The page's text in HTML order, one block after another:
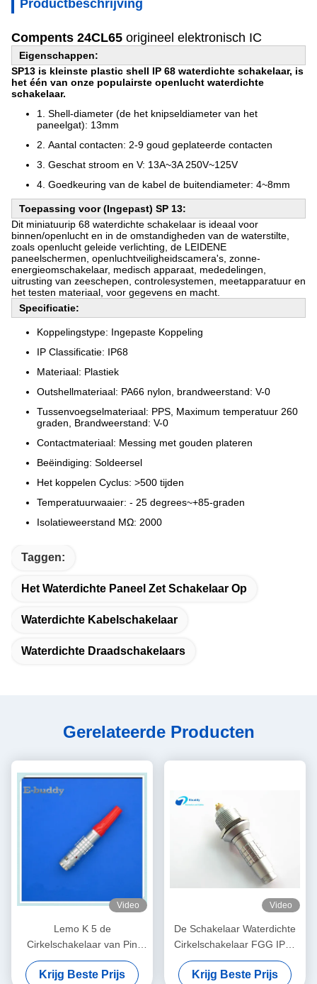
Productbeschrijving
Compents 24CL65 origineel elektronisch IC
Eigenschappen:
SP13 is kleinste plastic shell IP 68 waterdichte schakelaar, is
het één van onze populairste openlucht waterdichte
schakelaar.
1. Shell-diameter (de het knipseldiameter van het
paneelgat): 13mm
2. Aantal contacten: 2-9 goud geplateerde contacten
3. Geschat stroom en V: 13A~3A 250V~125V
4. Goedkeuring van de kabel de buitendiameter: 4~8mm
Toepassing voor (Ingepast) SP 13:
Dit miniatuurip 68 waterdichte schakelaar is ideaal voor
binnen/openlucht en in de omstandigheden van de waterstilte,
zoals openlucht geleide verlichting, de LEIDENE
paneelschermen, openluchtveiligheidscamera's, zonne-
energieomschakelaar, medisch apparaat, mededelingen,
uitrusting van zeeschepen, controlesystemen, meetapparatuur en
het testen materiaal, voor gegevens en macht.
Specificatie:
Koppelingstype: Ingepaste Koppeling
IP Classificatie: IP68
Materiaal: Plastiek
Outshellmateriaal: PA66 nylon, brandweerstand: V-0
Tussenvoegselmateriaal: PPS, Maximum temperatuur 260
graden, Brandweerstand: V-0
Contactmateriaal: Messing met gouden plateren
Beëindiging: Soldeersel
Het koppelen Cyclus: >500 tijden
Temperatuurwaaier: - 25 degrees~+85-graden
Isolatieweerstand MΩ: 2000
Taggen:
Het Waterdichte Paneel Zet Schakelaar Op
Waterdichte Kabelschakelaar
Waterdichte Draadschakelaars
Gerelateerde Producten
Video
Lemo K 5 de
Cirkelschakelaar van Pin
Wire Connector Plug
Waterproof IP68
Krijg Beste Prijs
Video
De Schakelaar Waterdichte
Cirkelschakelaar FGG IP68
0K 303 van de Lemokabel
Krijg Beste Prijs